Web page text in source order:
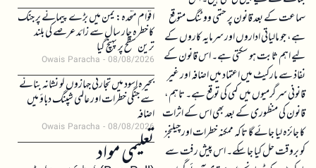
سماعت کے بعد قانون پر حتمی ووٹنگ متوقع
ہے، جو مالیاتی اداروں اور سرمایہ کاروں کے
لیے اہم ثابت ہو سکتی ہے۔ اس قانون کے
نفاذ سے مارکیٹ میں اعتماد میں اضافہ اور غیر
قانونی سرگرمیوں میں کمی کی توقع ہے۔ تاہم،
قانون کی منظوری کے بعد بھی اس کے اثرات
کا جائزہ لیا جائے گا تاکہ ممکنہ خطرات اور چیلنجز
کو بروقت حل کیا جا سکے۔ اس پیش رفت سے
اقوام متحدہ: یمن میں بڑے پیمانے پر جنگ
کا خطرہ چار سال سے زائد عرصے کی بلند
ترین سطح پر پہنچ گیا
Owais Paracha 08/08/2026
بحیرہ اسود میں تجارتی جہازوں کو نشانہ بنانے
سے جنگی خطرات اور عالمی شپنگ دباؤ میں
اضافہ
Owais Paracha 08/08/2026
تعلیمی مواد